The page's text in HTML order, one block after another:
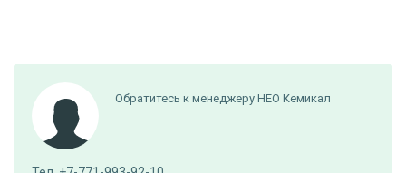
Обратитесь к менеджеру НЕО Кемикал